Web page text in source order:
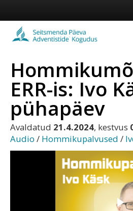
Koduleht
Vaata veel
ERR-is: Ivo
pühapäev
Avaldatud 21.4.2024, kestvus
Audio / Hommikupalvused /